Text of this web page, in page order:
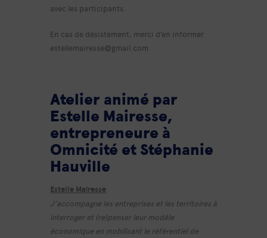
avec les participants.
En cas de désistement, merci d’en informer
estellemairesse@gmail.com
Atelier animé par
Estelle Mairesse,
entrepreneure à
Omnicité et Stéphanie
Hauville
Estelle Mairesse
J’accompagne les entreprises et les territoires à
interroger et (re)penser leur modèle
économique en mobilisant le référentiel de